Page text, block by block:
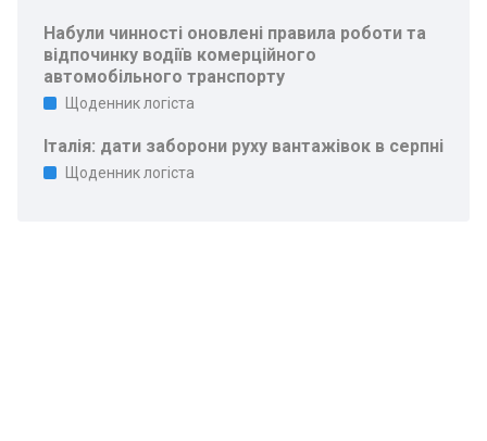
Набули чинності оновлені правила роботи та
відпочинку водіїв комерційного
автомобільного транспорту
Щоденник логіста
Італія: дати заборони руху вантажівок в серпні
Щоденник логіста